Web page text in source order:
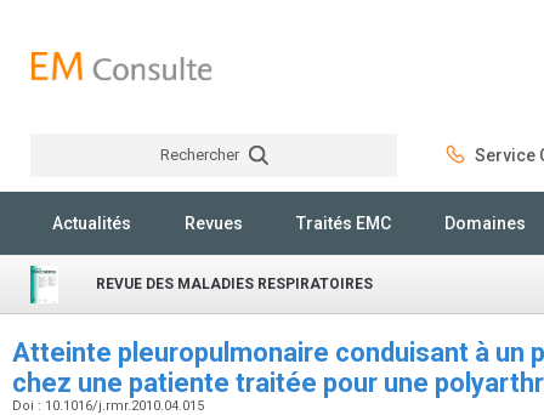
Rechercher Service
Actualités Revues Traités EMC Domaines
REVUE DES MALADIES RESPIRATOIRES
Atteinte pleuropulmonaire conduisant à un
chez une patiente traitée pour une
Doi : 10.1016/j.rmr.2010.04.015